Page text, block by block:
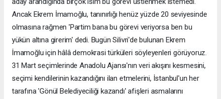
Ancak Ekrem İmamoğlu, tanınırlığı henüz yüzde 20 seviyesinde
olmasına rağmen 'Partim bana bu görevi veriyorsa ben bu
yükün altına girerim' dedi. Bugün Silivri'de bulunan Ekrem
İmamoğlu için hâlâ demokrasi türküleri söyleyenleri görüyoruz.
31 Mart seçimlerinde Anadolu Ajansı'nın veri akışını kesmesini,
seçimi kendilerinin kazandığını ilan etmelerini, İstanbul'un her
tarafına 'Gönül Belediyeciliği kazandı' afişleri asmalarını